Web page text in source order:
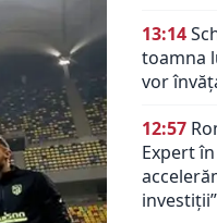
13:14
toamna
vor
12:57
Expert
investiții”